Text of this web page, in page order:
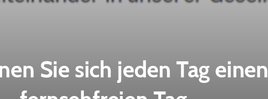
Sie sich jeden Tag einen